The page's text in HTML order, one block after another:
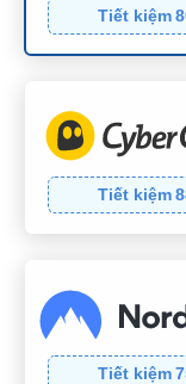
Tiết kiệm
Tiết kiệm
Tiết kiệm